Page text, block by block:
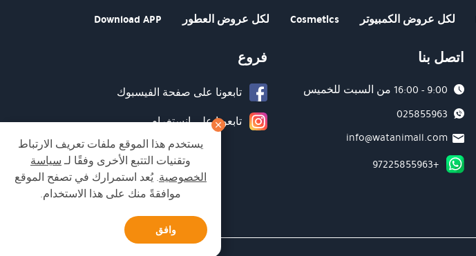
لكل عروض الكمبيوتر Cosmetics لكل عروض العطور Download APP
اتصل بنا
9:00 - 16:00 من السبت للخميس
025855963
info@watanimall.com
+97225855963
فروع
تابعونا على صفحة الفيسبوك
تابعونا على انستغرام
يستخدم هذا الموقع ملفات تعريف الارتباط
وتقنيات التتبع الأخرى وفقًا لـسياسة
الخصوصية. يُعد استمرارك في تصفح الموقع
موافقةً منك على هذا الاستخدام.
وافق